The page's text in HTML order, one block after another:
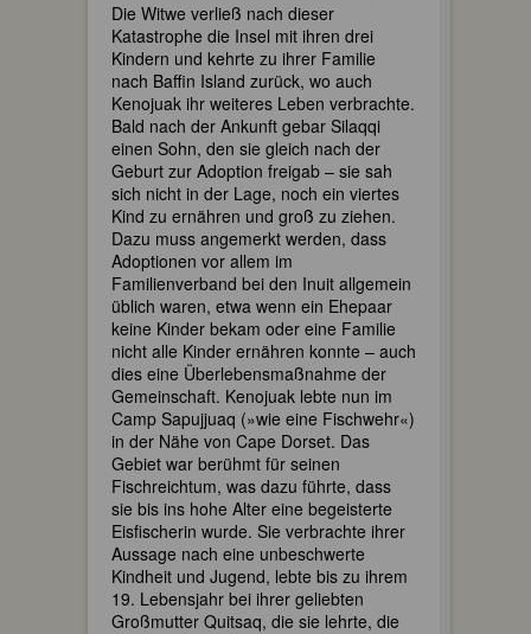
Die Witwe verließ nach dieser
Katastrophe die Insel mit ihren drei
Kindern und kehrte zu ihrer Familie
nach Baffin Island zurück, wo auch
Kenojuak ihr weiteres Leben verbrachte.
Bald nach der Ankunft gebar Silaqqi
einen Sohn, den sie gleich nach der
Geburt zur Adoption freigab – sie sah
sich nicht in der Lage, noch ein viertes
Kind zu ernähren und groß zu ziehen.
Dazu muss angemerkt werden, dass
Adoptionen vor allem im
Familienverband bei den Inuit allgemein
üblich waren, etwa wenn ein Ehepaar
keine Kinder bekam oder eine Familie
nicht alle Kinder ernähren konnte – auch
dies eine Überlebensmaßnahme der
Gemeinschaft. Kenojuak lebte nun im
Camp Sapujjuaq (»wie eine Fischwehr«)
in der Nähe von Cape Dorset. Das
Gebiet war berühmt für seinen
Fischreichtum, was dazu führte, dass
sie bis ins hohe Alter eine begeisterte
Eisfischerin wurde. Sie verbrachte ihrer
Aussage nach eine unbeschwerte
Kindheit und Jugend, lebte bis zu ihrem
19. Lebensjahr bei ihrer geliebten
Großmutter Quitsaq, die sie lehrte, die